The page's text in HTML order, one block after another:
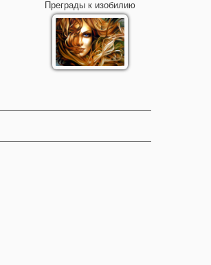
Преграды к изобилию